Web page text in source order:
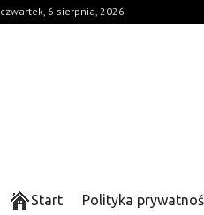
czwartek, 6 sierpnia, 2026
Start Polityka